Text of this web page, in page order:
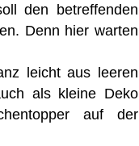
den betreffenden
Denn hier warten
leicht aus leeren
als kleine Deko
auf der